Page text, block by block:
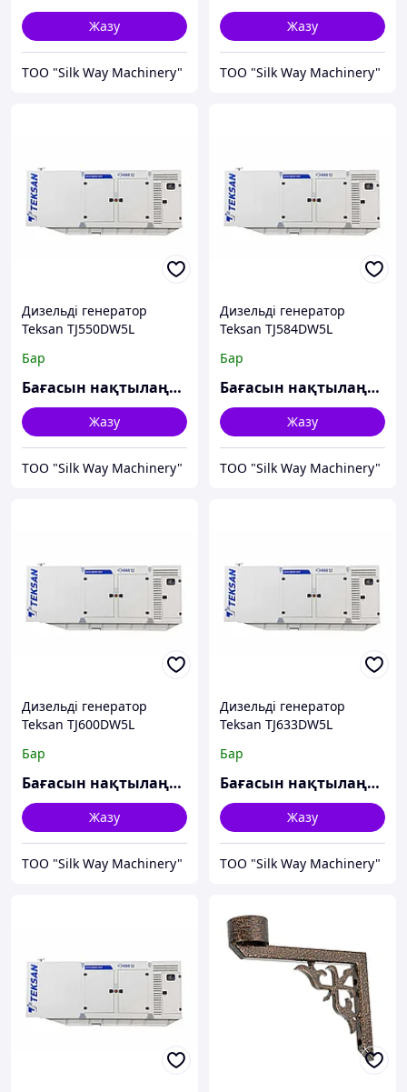
Жазу
TOO "Silk Way Machinery"
Жазу
TOO "Silk Way Machinery"
Дизельді генератор
Teksan TJ550DW5L
Бар
Бағасын нақтылаңыз
Жазу
TOO "Silk Way Machinery"
Дизельді генератор
Teksan TJ584DW5L
Бар
Бағасын нақтылаңыз
Жазу
TOO "Silk Way Machinery"
Дизельді генератор
Teksan TJ600DW5L
Бар
Бағасын нақтылаңыз
Жазу
TOO "Silk Way Machinery"
Дизельді генератор
Teksan TJ633DW5L
Бар
Бағасын нақтылаңыз
Жазу
TOO "Silk Way Machinery"